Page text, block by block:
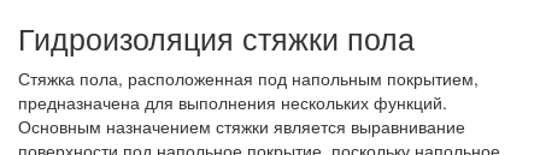
Гидроизоляция стяжки пола
Стяжка пола, расположенная под напольным покрытием,
предназначена для выполнения нескольких функций.
Основным назначением стяжки является выравнивание
поверхности под напольное покрытие, поскольку напольное